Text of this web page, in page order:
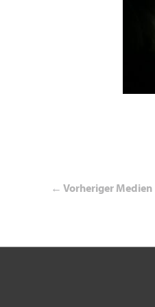
← Vorheriger Medien